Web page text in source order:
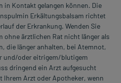
in Kontakt gelangen können. Die
Erkältungsbalsam richtet
der Erkrankung. Wenden Sie
ohne ärztlichen Rat nicht länger als
die länger anhalten, bei Atemnot,
und/oder eitrigem/blutigem
dringend ein Arzt aufgesucht
Ihrem Arzt oder Apotheker, wenn